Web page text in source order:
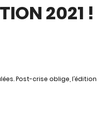
2021 !
Post-crise oblige, l’édition